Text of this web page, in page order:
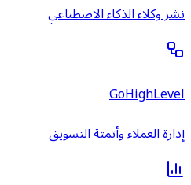
نشر وكلاء الذكاء الاصطناعي
GoHighLevel
إدارة العملاء وأتمتة التسويق